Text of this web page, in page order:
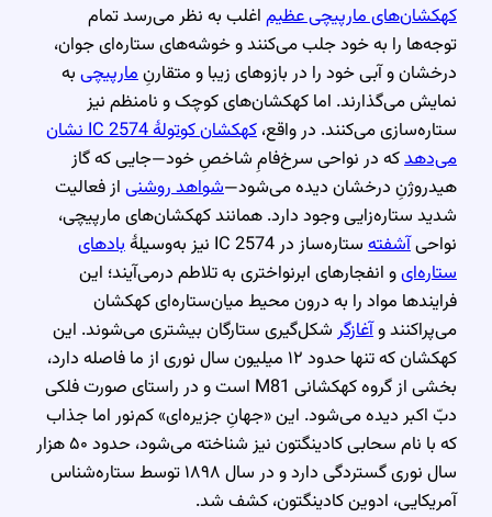
کهکشان‌های مارپیچی عظیماغلب به نظر می‌رسد تمام
توجه‌ها را به خود جلب می‌کنند و خوشه‌های ستاره‌ای جوان،
درخشان و آبی خود را در بازوهای زیبا و متقارنِمارپیچیبه
نمایش می‌گذارند. اما کهکشان‌های کوچک و نامنظم نیز
ستاره‌سازی می‌کنند. در واقع،
کهکشان کوتولهٔ IC 2574 نشان
می‌دهدکه در نواحی سرخ‌فامِ شاخصِ خود—جایی که گاز
هیدروژنِ درخشان دیده می‌شود—شواهد روشنیاز فعالیت
شدید ستاره‌زایی وجود دارد. همانند کهکشان‌های مارپیچی،
نواحیآشفتهستاره‌ساز در IC 2574 نیز به‌وسیلهٔ
بادهای
ستاره‌ایو انفجارهای ابرنواختری به تلاطم درمی‌آیند؛ این
فرایندها مواد را به درون محیط میان‌ستاره‌ای کهکشان
می‌پراکنند وآغازگرشکل‌گیری ستارگان بیشتری می‌شوند. این
کهکشان که تنها حدود ۱۲ میلیون سال نوری از ما فاصله دارد،
بخشی از گروه کهکشانی M81 است و در راستای صورت فلکی
دبّ اکبر دیده می‌شود. این «جهانِ جزیره‌ای» کم‌نور اما جذاب
که با نام سحابی کادینگتون نیز شناخته می‌شود، حدود ۵۰ هزار
سال نوری گستردگی دارد و در سال ۱۸۹۸ توسط ستاره‌شناس
آمریکایی، ادوین کادینگتون، کشف شد.